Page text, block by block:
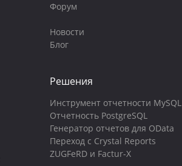
Форум
Новости
Блог
Решения
Инструмент отчетности MySQL
Отчетность PostgreSQL
Генератор отчетов для OData
Переход с Crystal Reports
ZUGFeRD и Factur-X